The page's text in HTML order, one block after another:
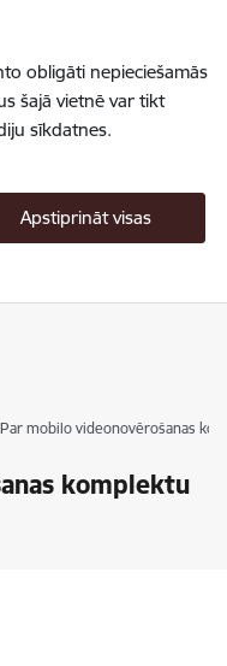
obligāti nepieciešamās
šajā vietnē var tikt
sīkdatnes.
Apstiprināt visas
Par mobilo videonovērošanas
komplektu